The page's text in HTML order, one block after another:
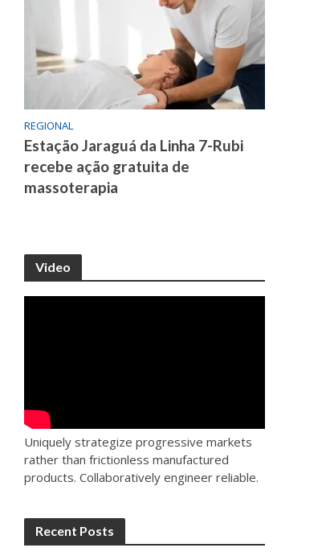
REGIONAL
Estação Jaraguá da Linha 7-Rubi
recebe ação gratuita de
massoterapia
Video
Uniquely strategize progressive markets
rather than frictionless manufactured
products. Collaboratively engineer reliable.
Recent Posts